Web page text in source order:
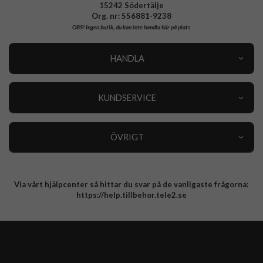
iPhone 11 Pro Laddare, Kablar & Hörlurar
iPad Mini 2019 (gen 5) Laddare, Kablar & Hörlurar
iPhone Xs Laddare, Kablar & Hörlurar
15242 Södertälje
Org. nr: 556881-9238
OBS!Ingen butik, du kan inte handla här på plats
HANDLA
KUNDSERVICE
ÖVRIGT
Integritetspolicy
Via vårt hjälpcenter så hittar du svar på de vanligaste frågorna:
https://help.tillbehor.tele2.se